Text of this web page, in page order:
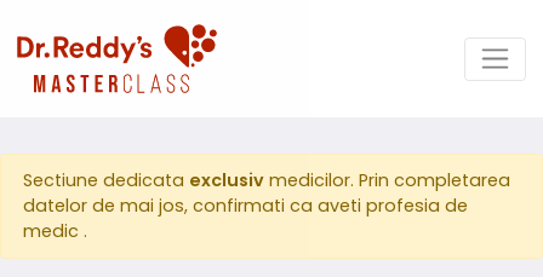
Sectiune dedicata exclusiv medicilor. Prin completarea
datelor de mai jos, confirmati ca aveti profesia de
medic .